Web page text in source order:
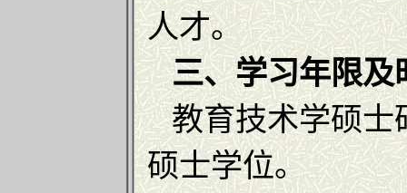
人才。
三、学习年限及
教育技术学硕士
硕士学位。